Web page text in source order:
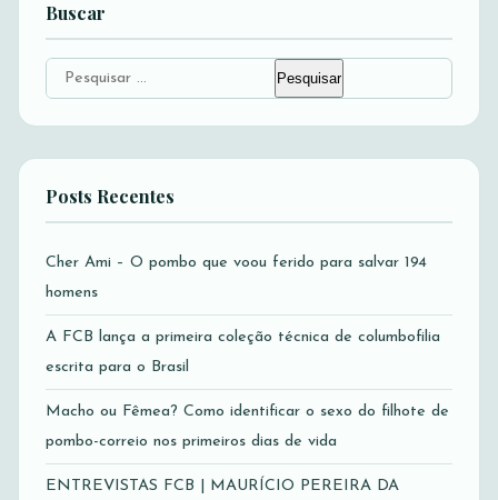
Buscar
Pesquisar
por:
Posts Recentes
Cher Ami – O pombo que voou ferido para salvar 194
homens
A FCB lança a primeira coleção técnica de columbofilia
escrita para o Brasil
Macho ou Fêmea? Como identificar o sexo do filhote de
pombo-correio nos primeiros dias de vida
ENTREVISTAS FCB | MAURÍCIO PEREIRA DA